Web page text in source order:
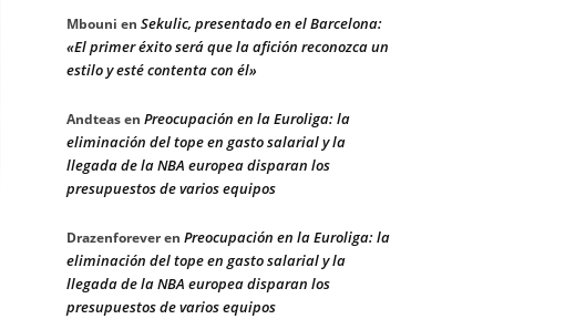
Mbouni en Sekulic, presentado en el Barcelona:
«El primer éxito será que la afición reconozca un
estilo y esté contenta con él»
Andteasen Preocupación en la Euroliga: la
eliminación del tope en gasto salarial y la
llegada de la NBA europea disparan los
presupuestos de varios equipos
Drazenforeveren Preocupación en la Euroliga: la
eliminación del tope en gasto salarial y la
llegada de la NBA europea disparan los
presupuestos de varios equipos